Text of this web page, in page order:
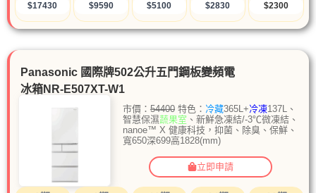
$17430 $9590 $5100 $2830 $2300
Panasonic 國際牌502公升五門鋼板變頻電
冰箱NR-E507XT-W1
市價： 54400特色： 冷藏365L+冷凍137L、
智慧保濕蔬果室 、新鮮急凍結/-3℃微凍結、
nanoe™ X 健康科技，抑菌、除臭、保鮮、
寬650深699高1828(mm)
立即申請